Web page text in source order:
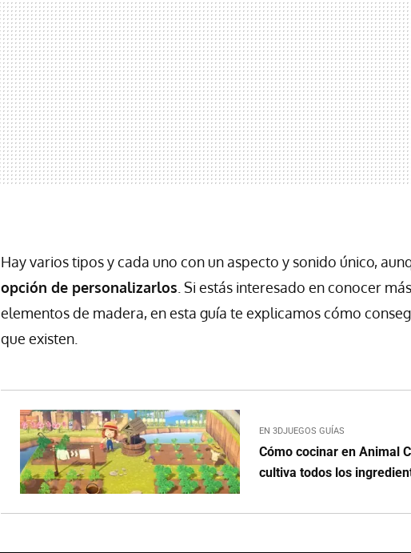
Hay varios tipos y cada uno con un aspecto y sonido único,
opción de personalizarlos . Si estás interesado en conocer
elementos de madera, en esta guía te explicamos cómo
que existen.
EN 3DJUEGOS GUÍAS
Cómo cocinar en Animal
cultiva todos los